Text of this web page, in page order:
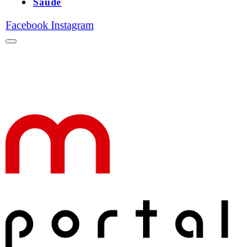
Saúde
Facebook Instagram